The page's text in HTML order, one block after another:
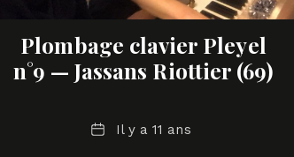
Plombage clavier Pleyel
n°9 — Jassans Riottier (69)
DateIl y a 11 ans